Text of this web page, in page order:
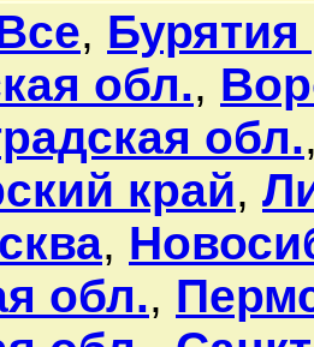
, Бурятия
обл.,
обл.
край,
,
обл.,